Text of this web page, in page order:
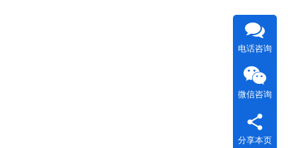
电话咨询
微信咨询
分享本页